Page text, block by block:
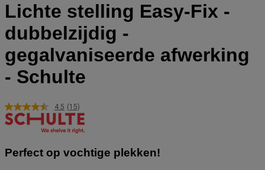
Lichte stelling Easy-Fix -
dubbelzijdig -
gegalvaniseerde afwerking
- Schulte
4.5 Lees
beoordelingen.
paginalink.
(15)
Perfect op vochtige plekken!